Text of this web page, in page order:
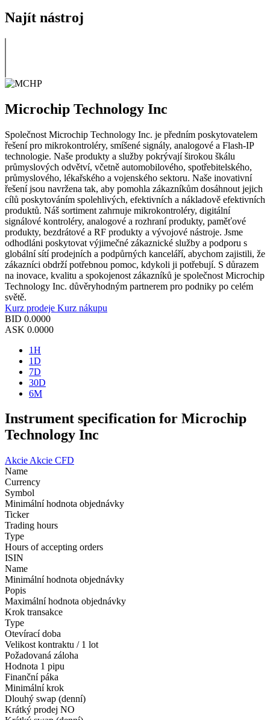
Najít nástroj
Microchip Technology Inc
Společnost Microchip Technology Inc. je předním poskytovatelem
řešení pro mikrokontroléry, smíšené signály, analogové a Flash-IP
technologie. Naše produkty a služby pokrývají širokou škálu
průmyslových odvětví, včetně automobilového, spotřebitelského,
průmyslového, lékařského a vojenského sektoru. Naše inovativní
řešení jsou navržena tak, aby pomohla zákazníkům dosáhnout jejich
cílů poskytováním spolehlivých, efektivních a nákladově efektivních
produktů. Náš sortiment zahrnuje mikrokontroléry, digitální
signálové kontroléry, analogové a rozhraní produkty, paměťové
produkty, bezdrátové a RF produkty a vývojové nástroje. Jsme
odhodláni poskytovat výjimečné zákaznické služby a podporu s
globální sítí prodejních a podpůrných kanceláří, abychom zajistili, že
zákazníci obdrží potřebnou pomoc, kdykoli ji potřebují. S důrazem
na inovace, kvalitu a spokojenost zákazníků je společnost Microchip
Technology Inc. důvěryhodným partnerem pro podniky po celém
světě.
Kurz prodeje Kurz nákupu
BID 0.0000
ASK 0.0000
1H
1D
7D
30D
6M
Instrument specification for Microchip
Technology Inc
Akcie Akcie CFD
Name
Currency
Symbol
Minimální hodnota objednávky
Ticker
Trading hours
Type
Hours of accepting orders
ISIN
Name
Minimální hodnota objednávky
Popis
Maximální hodnota objednávky
Krok transakce
Type
Otevírací doba
Velikost kontraktu / 1 lot
Požadovaná záloha
Hodnota 1 pipu
Finanční páka
Minimální krok
Dlouhý swap (denní)
Krátký prodej NO